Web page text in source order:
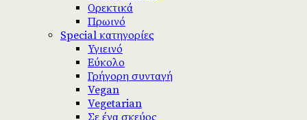
Ορεκτικά
Πρωινό
Special κατηγορίες
Υγιεινό
Εύκολο
Γρήγορη συνταγή
Vegan
Vegetarian
Σε ένα σκεύος